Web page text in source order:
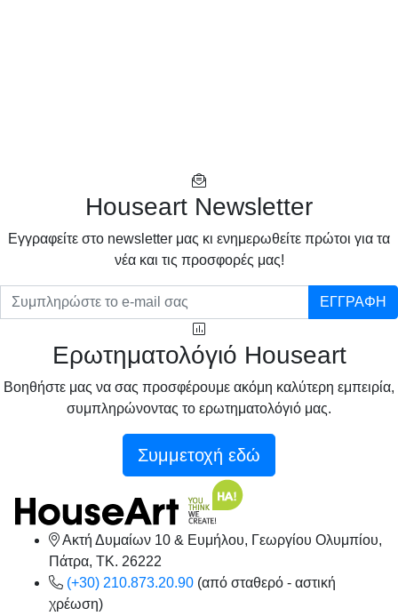
Houseart Newsletter
Eγγραφείτε στο newsletter μας κι ενημερωθείτε πρώτοι για τα
νέα και τις προσφορές μας!
ΕΓΓΡΑΦΗ
Ερωτηματολόγιό Houseart
Βοηθήστε μας να σας προσφέρουμε ακόμη καλύτερη εμπειρία,
συμπληρώνοντας το ερωτηματολόγιό μας.
Συμμετοχή εδώ
Ακτή Δυμαίων 10 & Ευμήλου, Γεωργίου Ολυμπίου,
Πάτρα, TK. 26222
(+30) 210.873.20.90 (από σταθερό - αστική
χρέωση)